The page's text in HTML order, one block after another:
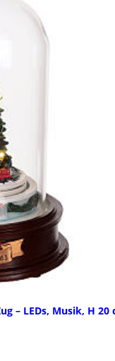
– LEDs, Musik, H 20